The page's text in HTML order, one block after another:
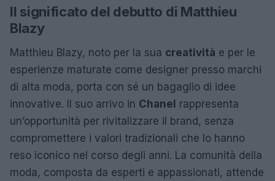
Il significato del debutto di Matthieu
Blazy
Matthieu Blazy, noto per la sua creatività e per le
esperienze maturate come designer presso marchi
di alta moda, porta con sé un bagaglio di idee
innovative. Il suo arrivo in Chanel rappresenta
un’opportunità per rivitalizzare il brand, senza
compromettere i valori tradizionali che lo hanno
reso iconico nel corso degli anni. La comunità della
moda, composta da esperti e appassionati, attende